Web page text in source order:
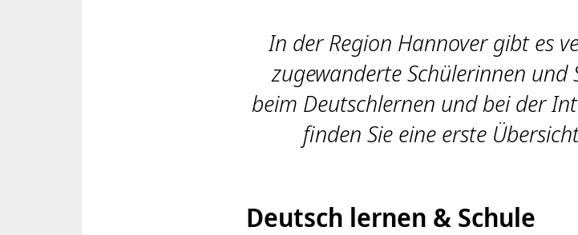
In der Region Hannover gibt es
zugewanderte Schülerinnen und
beim Deutschlernen und bei der
finden Sie eine erste
Deutsch lernen & Schule